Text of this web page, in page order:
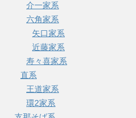
介一家系
六角家系
矢口家系
近藤家系
寿々喜家系
直系
王道家系
環2家系